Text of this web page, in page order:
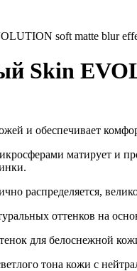
soft matte blur
Skin
и обеспечивает
матирует и
распределяется,
оттенков на
для белоснежной
тона кожи с